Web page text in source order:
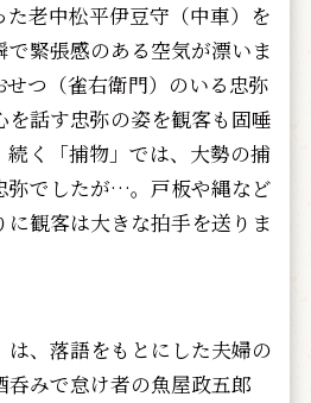
老中松平伊豆守（中車）を
緊張感のある空気が漂いま
つ（雀右衛門）のいる忠弥
を話す忠弥の姿を観客も固唾
続く「捕物」では、大勢の捕
弥でしたが…。戸板や縄など
に観客は大きな拍手を送りま
、落語をもとにした夫婦の
みで怠け者の魚屋政五郎